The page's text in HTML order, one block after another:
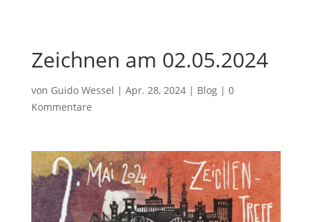
Zeichnen am 02.05.2024
von Guido Wessel | Apr. 28, 2024| Blog| 0
Kommentare